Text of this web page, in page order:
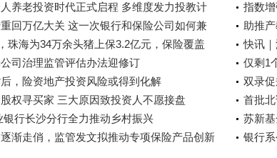
研究报告（2022）》权威发布
模式
养老投资时代正式启程 多维度发力投教计
指数
中性
回万亿大关 这一次银行和保险公司如何兼
模和价值？
助推
功举办
珠海为34万余头猪上保3.2亿元，保险覆盖
快讯
司治理监管评估办法迎修订
仅剩1
，险资地产投资风险或得到化解
双录
权寻买家 三大原因致投资人不愿接盘
首批
银行长沙分行全力推动乡村振兴
苏新
渐走俏，监管发文拟推动专项保险产品创新
银行